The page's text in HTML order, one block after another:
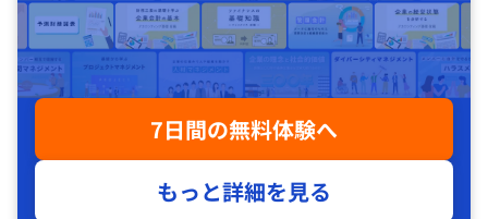
7日間の無料体験へ
もっと詳細を見る